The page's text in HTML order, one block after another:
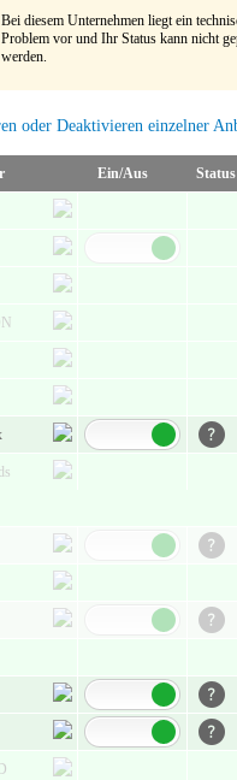
Bei diesem Unternehmen liegt ein
Problem vor und Ihr Status kann nicht
werden.